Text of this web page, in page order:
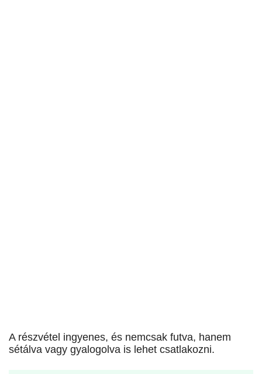
A részvétel ingyenes, és nemcsak futva, hanem
sétálva vagy gyalogolva is lehet csatlakozni.